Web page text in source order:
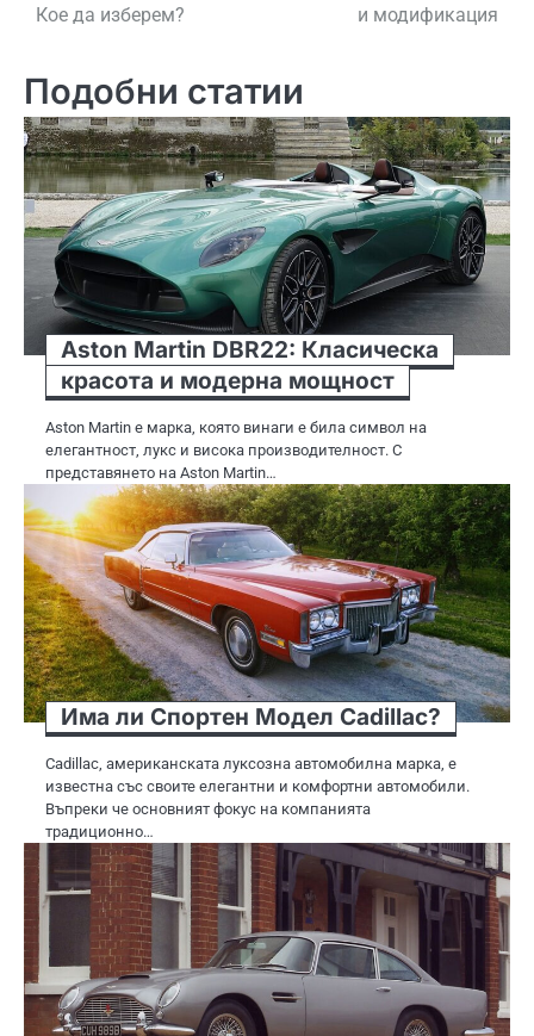
Кое да изберем? и модификация
Подобни статии
Aston Martin DBR22: Класическа
красота и модерна мощност
Aston Martin е марка, която винаги е била символ на
елегантност, лукс и висока производителност. С
представянето на Aston Martin…
Има ли Спортен Модел Cadillac?
Cadillac, американската луксозна автомобилна марка, е
известна със своите елегантни и комфортни автомобили.
Въпреки че основният фокус на компанията
традиционно…